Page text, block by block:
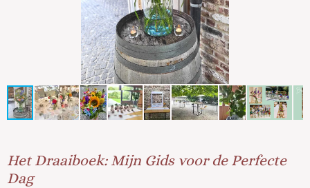
Het Draaiboek: Mijn Gids voor de Perfecte
Dag